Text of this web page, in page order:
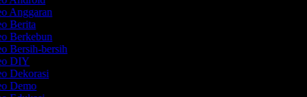
Anggaran
Berita
Berkebun
Bersih-bersih
DIY
Dekorasi
Demo